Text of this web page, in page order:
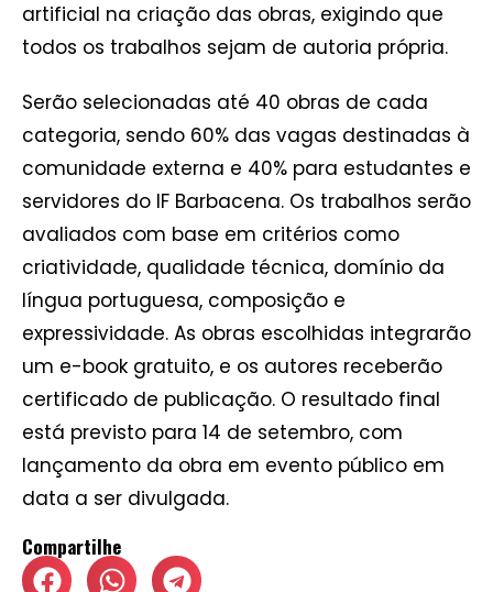
artificial na criação das obras, exigindo que
todos os trabalhos sejam de autoria própria.
Serão selecionadas até 40 obras de cada
categoria, sendo 60% das vagas destinadas à
comunidade externa e 40% para estudantes e
servidores do IF Barbacena. Os trabalhos serão
avaliados com base em critérios como
criatividade, qualidade técnica, domínio da
língua portuguesa, composição e
expressividade. As obras escolhidas integrarão
um e-book gratuito, e os autores receberão
certificado de publicação. O resultado final
está previsto para 14 de setembro, com
lançamento da obra em evento público em
data a ser divulgada.
Compartilhe